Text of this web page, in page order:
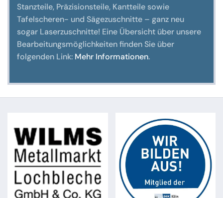
Stanzteile, Präzisionsteile, Kantteile sowie
Tafelscheren- und Sägezuschnitte – ganz neu
sogar Laserzuschnitte! Eine Übersicht über unsere
Bearbeitungsmöglichkeiten finden Sie über
folgenden Link: Mehr Informationen.